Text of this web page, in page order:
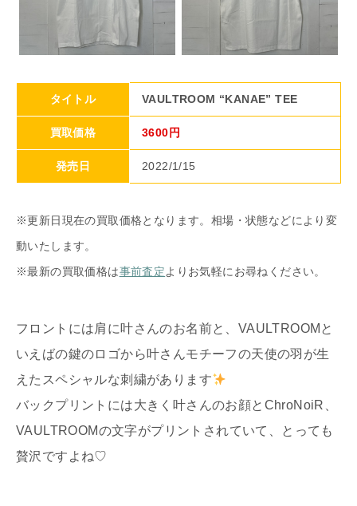
タイトル VAULTROOM “KANAE” TEE
買取価格 3600円
発売日 2022/1/15
※更新日現在の買取価格となります。相場・状態などにより変
動いたします。
※最新の買取価格は事前査定よりお気軽にお尋ねください。
フロントには肩に叶さんのお名前と、VAULTROOMと
いえばの鍵のロゴから叶さんモチーフの天使の羽が生
えたスペシャルな刺繍があります
バックプリントには大きく叶さんのお顔とChroNoiR、
VAULTROOMの文字がプリントされていて、とっても
贅沢ですよね♡